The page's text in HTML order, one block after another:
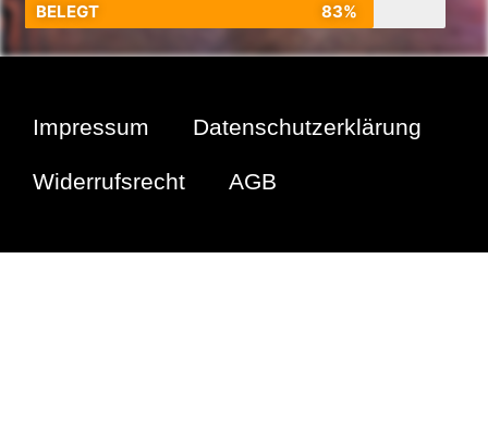
BELEGT 83%
Impressum Datenschutzerklärung
Widerrufsrecht AGB